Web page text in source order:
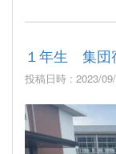
１年生 集
投稿日時 : 2023/